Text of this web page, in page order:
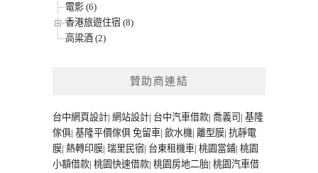
電影 (6)
香港旅遊住宿 (8)
高粱酒 (2)
贊助商連結
台中網頁設計| 網站設計| 台中汽車借款| 喬義司 | 基隆
傢俱| 基隆平價傢俱 免留車| 飲水機| 離型膜| 抗靜電
膜| 熱轉印膜| 瑞里民宿| 台東租機車| 桃園當鋪| 桃園
小額借款| 桃園快速借款| 桃園房地二胎| 桃園汽車借